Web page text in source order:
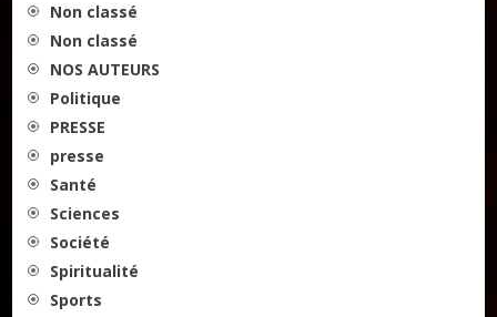
Non classé
Non classé
NOS AUTEURS
Politique
PRESSE
presse
Santé
Sciences
Société
Spiritualité
Sports